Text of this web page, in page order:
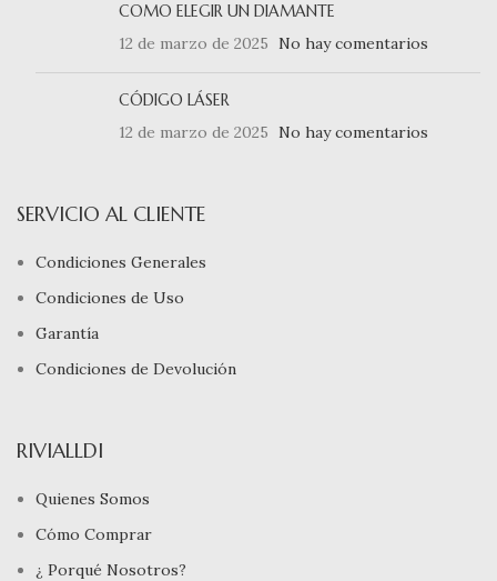
COMO ELEGIR UN DIAMANTE
12 de marzo de 2025
No hay comentarios
CÓDIGO LÁSER
12 de marzo de 2025
No hay comentarios
SERVICIO AL CLIENTE
Condiciones Generales
Condiciones de Uso
Garantía
Condiciones de Devolución
RIVIALLDI
Quienes Somos
Cómo Comprar
¿ Porqué Nosotros?